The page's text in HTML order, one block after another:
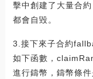
擊中創建了大量合
都會自毀。
3.接下來子合約
如下函數，
進行鑄幣，鑄幣條